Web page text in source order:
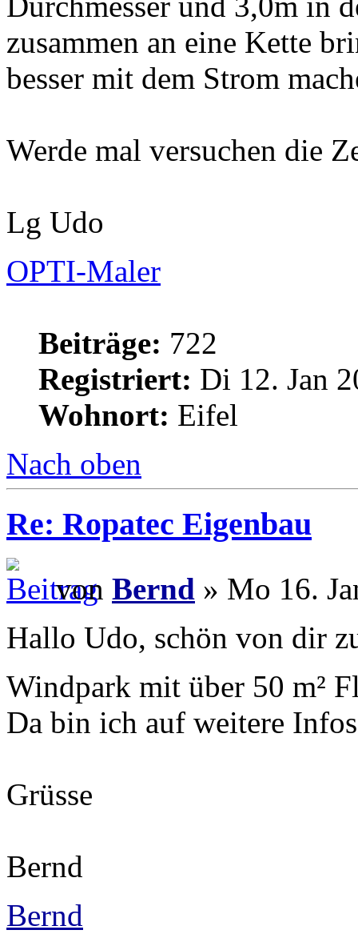
zusammen an eine Kette
besser mit dem Strom
Werde mal versuchen die
Lg Udo
OPTI-Maler
Beiträge: 722
Registriert: Di 12. Jan
Wohnort: Eifel
Nach oben
Re: Ropatec Eigenbau
von Bernd » Mo 16.
Hallo Udo, schön von dir
Windpark mit über 50 m²
Da bin ich auf weitere
Grüsse
Bernd
Bernd